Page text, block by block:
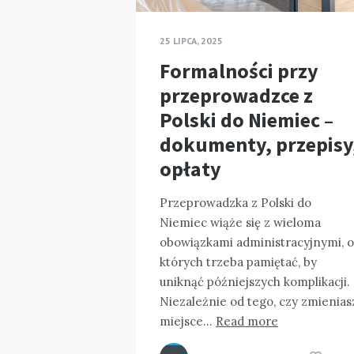
25 LIPCA, 2025
Formalności przy
przeprowadzce z
Polski do Niemiec –
dokumenty,
opłaty
Przeprowadzka z Polski do
Niemiec wiąże się z wieloma
obowiązkami administracyjnymi, o
których trzeba pamiętać, by
uniknąć późniejszych komplikacji.
Niezależnie od tego, czy
miejsce… Read more